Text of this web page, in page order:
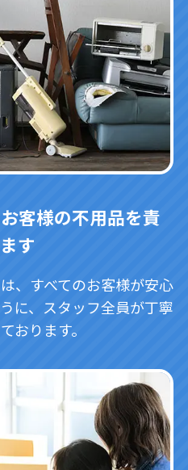
客様の不用品を責
す
、すべてのお客様が安心
に、スタッフ全員が丁寧
おります。